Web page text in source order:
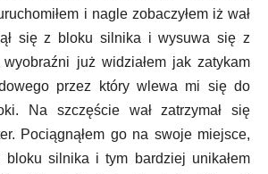
i nagle zobaczyłem iż wał
się z bloku silnika i wysuwa się z
wyobraźni już widziałem jak zatykam
przez który wlewa mi się do
Na szczęście wał zatrzymał się
Pociągnąłem go na swoje miejsce,
bloku silnika i tym bardziej unikałem